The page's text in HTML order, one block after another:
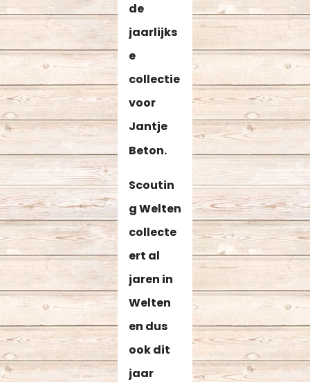
de
jaarlijks
e
collectie
voor
Jantje
Beton.
Scoutin
g Welten
collecte
ert al
jaren in
Welten
en dus
ook dit
jaar